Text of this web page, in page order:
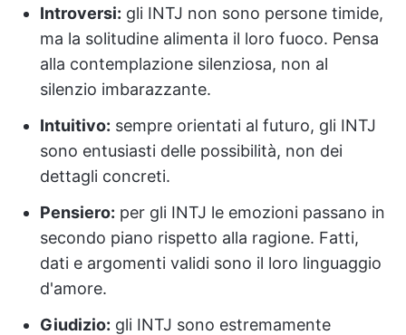
Introversi: gli INTJ non sono persone timide,
ma la solitudine alimenta il loro fuoco. Pensa
alla contemplazione silenziosa, non al
silenzio imbarazzante.
Intuitivo: sempre orientati al futuro, gli INTJ
sono entusiasti delle possibilità, non dei
dettagli concreti.
Pensiero: per gli INTJ le emozioni passano in
secondo piano rispetto alla ragione. Fatti,
dati e argomenti validi sono il loro linguaggio
d'amore.
Giudizio: gli INTJ sono estremamente